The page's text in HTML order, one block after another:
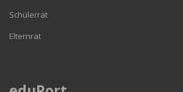
Schülerrat
Elternrat